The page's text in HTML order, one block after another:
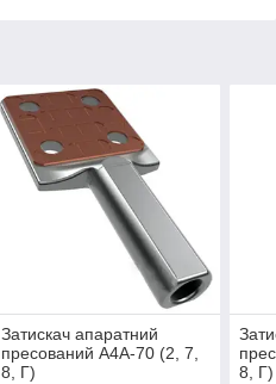
Затискач апаратний
пресований А4А-70 (2, 7,
8, Г)
8, Г)